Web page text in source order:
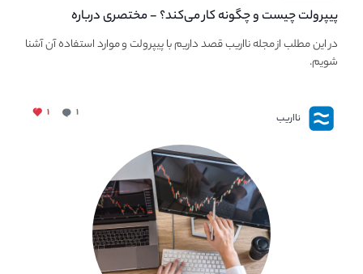
پیپر‌ولت چیست و چگونه کار می‌کند؟ - مختصری درباره
PaperWallet
در این مطلب از مجله نااریب قصد داریم با پیپر‌ولت و موارد استفاده آن آشنا
شویم.
نااریب ۱ ۱